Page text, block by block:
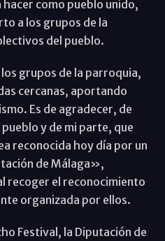
como pueblo unido,
a los grupos de la
del pueblo.
grupos de la parroquia,
cercanas, aportando
Es de agradecer, de
y de mi parte, que
reconocida hoy día por un
de Málaga»,
recoger el reconocimiento
organizada por ellos.
Festival, la Diputación de